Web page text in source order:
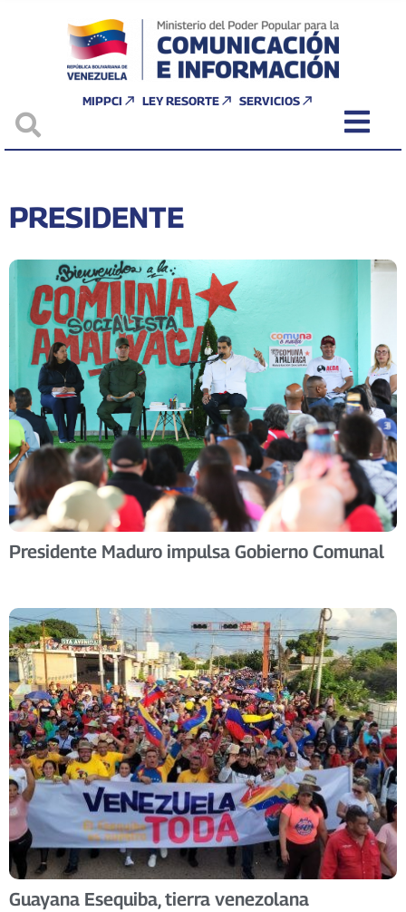
MIPPCI LEY RESORTE SERVICIOS
PRESIDENTE
Presidente Maduro impulsa Gobierno Comunal
Guayana Esequiba, tierra venezolana